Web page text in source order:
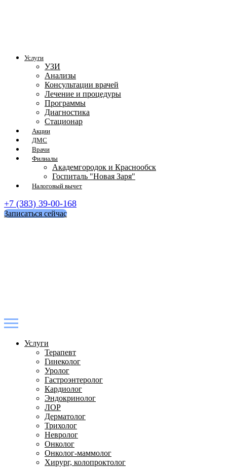
Услуги
УЗИ
Анализы
Консультации врачей
Лечение и процедуры
Программы
Диагностика
Стационар
Акции
ДМС
Врачи
Филиалы
Академгородок и Краснообск
Госпиталь "Новая Заря"
Налоговый вычет
+7 (383) 39-00-168
Записаться сейчас
Услуги
Терапевт
Гинеколог
Уролог
Гастроэнтеролог
Кардиолог
Эндокринолог
ЛОР
Дерматолог
Трихолог
Невролог
Онколог
Онколог-маммолог
Хирург, колопроктолог